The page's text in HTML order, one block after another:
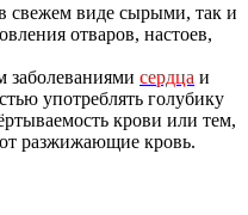
свежем виде сырыми, так и
отваров, настоев,
сердца и
употреблять голубику
крови или тем,
разжижающие кровь.